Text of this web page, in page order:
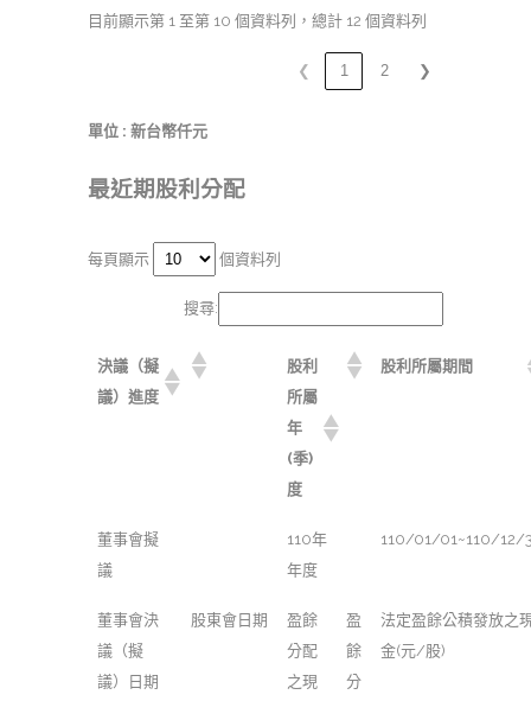
目前顯示第 1 至第 10 個資料列，總計 12 個資料列
❮ 1 2 ❯
單位 : 新台幣仟元
最近期股利分配
每頁顯示 個資料列
搜尋:
決議（擬
議）進度
股利
所屬
年
(季)
度
股利所屬期間
董事會擬
議
110年
年度
110/01/01~110/12/
董事會決
議（擬
議）日期
股東會日期
盈餘
分配
之現
盈
餘
分
法定盈餘公積發放之
金(元/股)